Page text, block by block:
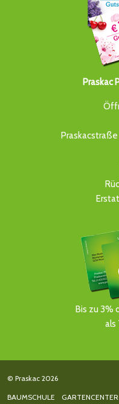
Praskac
Praskacstraße
Bis zu 3%
als
© Praskac 2026
BAUMSCHULE GARTENCENTER